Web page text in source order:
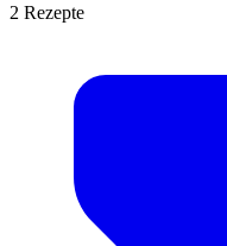
2 Rezepte